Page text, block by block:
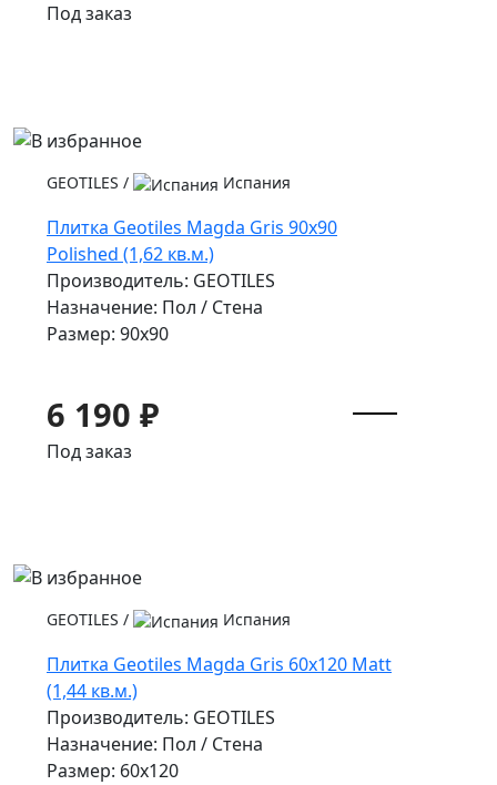
Под заказ
GEOTILES / Испания
Плитка Geotiles Magda Gris 90x90
Polished (1,62 кв.м.)
Производитель: GEOTILES
Назначение: Пол / Стена
Размер: 90x90
6 190 ₽
Под заказ
GEOTILES / Испания
Плитка Geotiles Magda Gris 60x120 Matt
(1,44 кв.м.)
Производитель: GEOTILES
Назначение: Пол / Стена
Размер: 60x120